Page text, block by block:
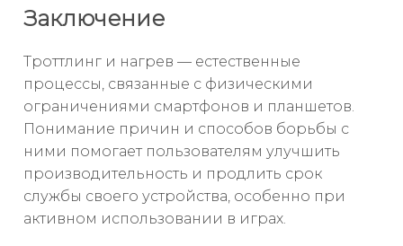
Заключение
Троттлинг и нагрев — естественные
процессы, связанные с физическими
ограничениями смартфонов и планшетов.
Понимание причин и способов борьбы с
ними помогает пользователям улучшить
производительность и продлить срок
службы своего устройства, особенно при
активном использовании в играх.